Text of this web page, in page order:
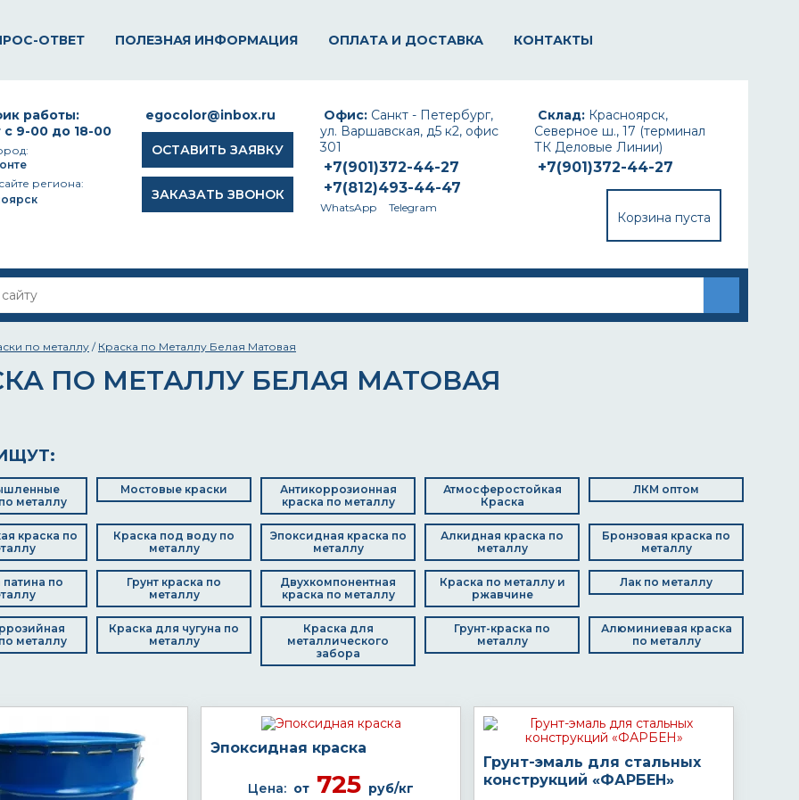
ОТВЕТ ПОЛЕЗНАЯ ИНФОРМАЦИЯ ОПЛАТА И ДОСТАВКА КОНТАКТЫ
Склад: Красноярск,
Северное ш., 17 (терминал
ТК Деловые Линии)
+7(901)372-44-27
Корзина пуста
Офис: Санкт - Петербург,
ул. Варшавская, д5 к2, офис
301
+7(901)372-44-27
+7(812)493-44-47
WhatsApp Telegram
egocolor@inbox.ru
ОСТАВИТЬ ЗАЯВКУ
ЗАКАЗАТЬ ЗВОНОК
работы:
с 9-00 до 18-00
региона:
по металлу / Краска по Металлу Белая Матовая
ПО МЕТАЛЛУ БЕЛАЯ МАТОВАЯ
металлу
Мостовые краски
Антикоррозионная
краска по металлу
Атмосферостойкая
Краска
ЛКМ оптом
краска по
Краска под воду по
металлу
Эпоксидная краска по
металлу
Алкидная краска по
металлу
Бронзовая краска по
металлу
патина по
Грунт краска по
металлу
Двухкомпонентная
краска по металлу
Краска по металлу и
ржавчине
Лак по металлу
металлу
Краска для чугуна по
металлу
Краска для
металлического
забора
Грунт-краска по
металлу
Алюминиевая краска
по металлу
Эпоксидная краска
Цена: от 725 руб/кг
Грунт-эмаль для стальных
конструкций «ФАРБЕН»